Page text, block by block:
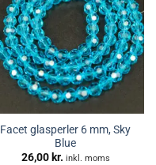
Facet glasperler 6 mm, Sky
Blue
26,00 kr. inkl. moms